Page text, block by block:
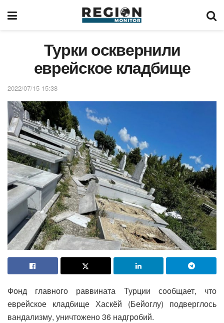
Турки осквернили
еврейское кладбище
2022/07/15 15:38
Фонд главного раввината Турции сообщает, что
еврейское кладбище Хаскёй (Бейоглу) подверглось
вандализму, уничтожено 36 надгробий.